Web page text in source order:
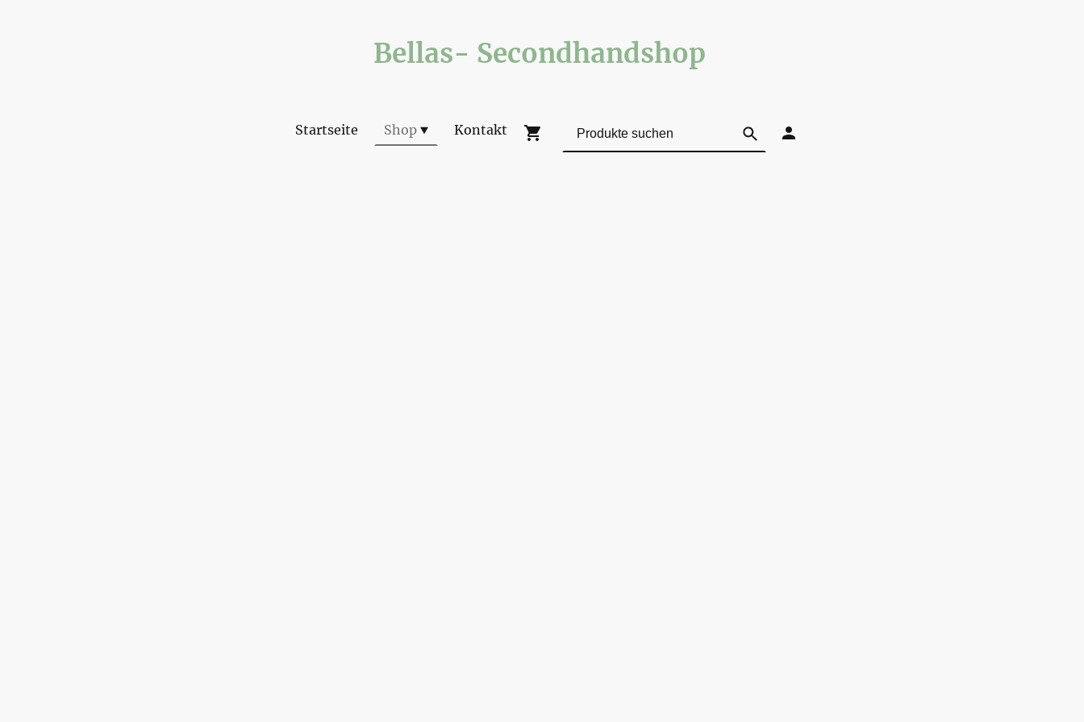
Bellas- Secondhandshop
Startseite Shop Kontakt